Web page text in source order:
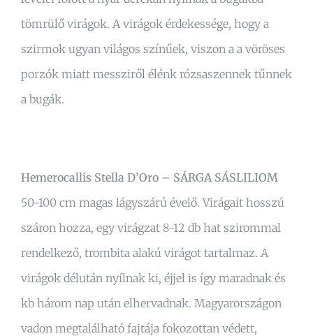
tömrülő virágok. A virágok érdekessége, hogy a
szirmok ugyan világos színűek, viszon a a vöröses
porzók miatt messziről élénk rózsaszennek tűnnek
a bugák.
Hemerocallis Stella D’Oro – SÁRGA SÁSLILIOM
50-100 cm magas lágyszárú évelő. Virágait hosszú
száron hozza, egy virágzat 8-12 db hat szirommal
rendelkező, trombita alakú virágot tartalmaz. A
virágok délután nyílnak ki, éjjel is így maradnak és
kb három nap után elhervadnak. Magyarországon
vadon megtalálható fajtája fokozottan védett,